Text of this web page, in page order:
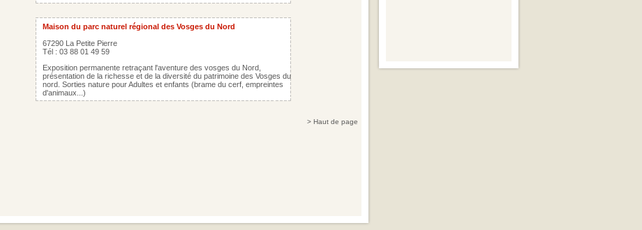
Maison du parc naturel régional des Vosges du Nord
67290 La Petite Pierre
Tél : 03 88 01 49 59
Exposition permanente retraçant l'aventure des vosges du Nord,
présentation de la richesse et de la diversité du patrimoine des Vosges du
nord. Sorties nature pour Adultes et enfants (brame du cerf, empreintes
d'animaux...)
> Haut de page